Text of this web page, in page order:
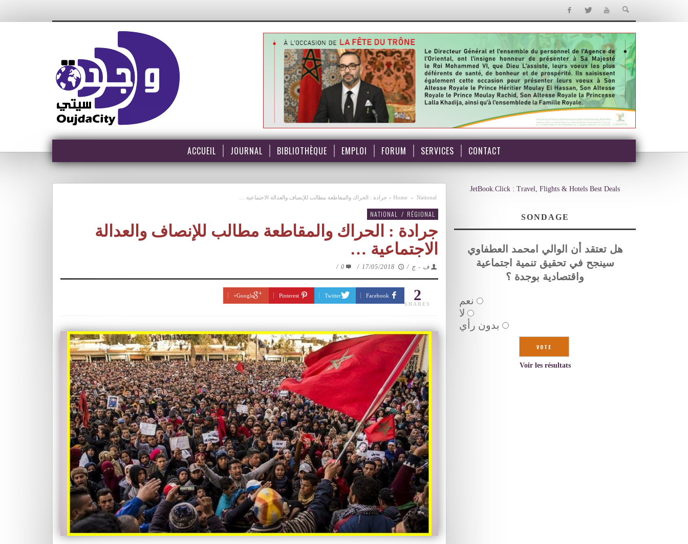
ACCUEIL JOURNAL BIBLIOTHÈQUE EMPLOI FORUM SERVICES CONTACT
Home » National
» جرادة : الحراك والمقاطعة مطالب للإنصاف والعدالة الاجتماعية …
NATIONAL / RÉGIONAL
جرادة : الحراك والمقاطعة مطالب للإنصاف والعدالة
الاجتماعية …
ف - ج /
17/05/2018
/
0
/
2
SHARES
Facebook
Twitter
Pinterest
Google+
JetBook.Click : Travel, Flights & Hotels Best Deals
SONDAGE
هل تعتقد أن الوالي امحمد العطفاوي
سينجح في تحقيق تنمية اجتماعية
واقتصادية بوجدة ؟
نعم
لا
بدون رأي
Voir les résultats